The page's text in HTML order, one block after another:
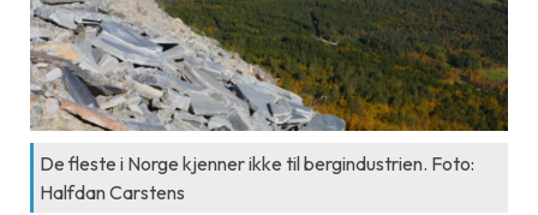
De fleste i Norge kjenner ikke til bergindustrien. Foto:
Halfdan Carstens